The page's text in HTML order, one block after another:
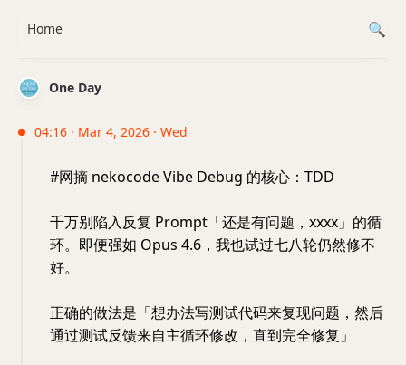
One Day
04:16 · Mar 4, 2026 · Wed
#网摘 nekocode Vibe Debug 的核心：TDD
千万别陷入反复 Prompt「还是有问题，xxxx」的循
环。即便强如 Opus 4.6，我也试过七八轮仍然修不
好。
正确的做法是「想办法写测试代码来复现问题，然后
通过测试反馈来自主循环修改，直到完全修复」
Home